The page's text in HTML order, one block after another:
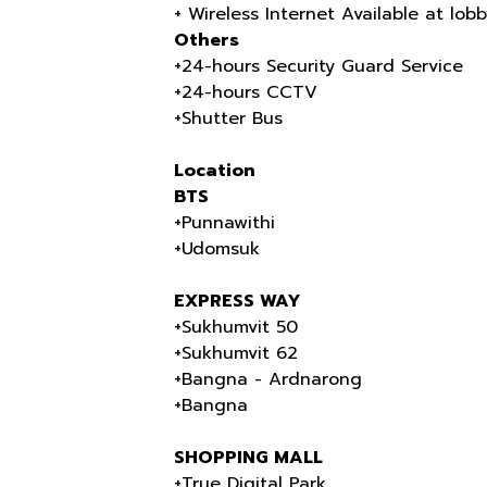
+ Wireless Internet Available at
Others
+24-hours Security Guard Service
+24-hours CCTV
+Shutter Bus
Location
BTS
+Punnawithi
+Udomsuk
EXPRESS WAY
+Sukhumvit 50
+Sukhumvit 62
+Bangna - Ardnarong
+Bangna
SHOPPING MALL